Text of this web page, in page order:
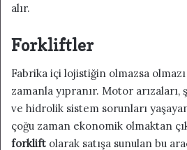
alır.
Forkliftler
Fabrika içi lojistiğin olmazsa
zamanla yıpranır. Motor arızaları,
ve hidrolik sistem sorunları
çoğu zaman ekonomik olmaktan
forklift olarak satışa sunulan bu